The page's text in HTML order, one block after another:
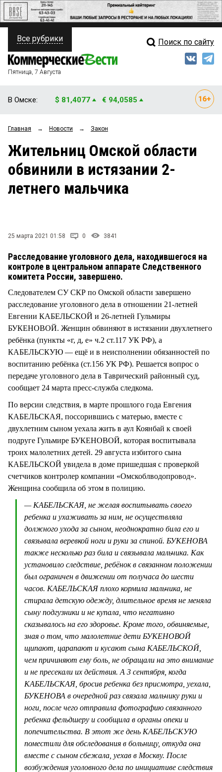
ПОЛИТИКА
ФИНАНСЫ
ОБЩЕСТВО
ЗАКОН
Свежий выпуск
Рейтинги
Блоги
Все рубрики Поиск по сайту
Пятница, 7 Августа
В Омске: $ 81,4077 € 94,0585
Главная → Новости → Закон
Жительниц Омской области
обвинили в истязании 2-
летнего мальчика
25 марта 2021 01:58 0 3841
Расследование уголовного дела, находившегося на
контроле в центральном аппарате Следственного
комитета России, завершено.
Следователем СУ СКР по Омской области завершено
расследование уголовного дела в отношении 21-летней
Евгении КАБЕЛЬСКОЙ и 26-летней Гульмиры
БУКЕНОВОЙ. Женщин обвиняют в истязании двухлетнего
ребёнка (пункты «г, д, е» ч.2 ст.117 УК РФ), а
КАБЕЛЬСКУЮ — ещё и в неисполнении обязанностей по
воспитанию ребёнка (ст.156 УК РФ). Решается вопрос о
передаче уголовного дела в Таврический районный суд,
сообщает 24 марта пресс-служба следкома.
По версии следствия, в марте прошлого года Евгения
КАБЕЛЬСКАЯ, поссорившись с матерью, вместе с
двухлетним сыном уехала жить в аул Коянбай к своей
подруге Гульмире БУКЕНОВОЙ, которая воспитывала
троих малолетних детей. 29 августа избитого сына
КАБЕЛЬСКОЙ увидела в доме пришедшая с проверкой
счетчиков контролер компании «Омскоблводопровод».
Женщина сообщила об этом в полицию.
— КАБЕЛЬСКАЯ, не желая воспитывать своего
ребенка и ухаживать за ним, не осуществляла
должного ухода за сыном, неоднократно била его и
связывала веревкой ноги и руки за спиной. БУКЕНОВА
также несколько раз била и связывала мальчика. Как
установило следствие, ребёнок в связанном положении
был ограничен в движении от получаса до шести
часов. КАБЕЛЬСКАЯ плохо кормила мальчика, не
стирала детскую одежду, длительное время не меняла
сыну подгузники и не купала, что негативно
сказывалось на его здоровье. Кроме того, обвиняемые,
зная о том, что малолетние дети БУКЕНОВОЙ
щипают, царапают и кусают сына КАБЕЛЬСКОЙ,
чем причиняют ему боль, не обращали на это внимание
и не пресекали их действия. А 3 сентября, когда
КАБЕЛЬСКАЯ, бросив ребенка без присмотра, уехала,
БУКЕНОВА в очередной раз связала мальчику руки и
ноги, после чего отправила фотографию связанного
ребенка фельдшеру и сообщила в органы опеки и
попечительства. В этот же день КАБЕЛЬСКУЮ
поместили для обследования в больницу, откуда она
вместе с сыном сбежала, уехав в Москву. После
возбуждения уголовного дела по инициативе следствия